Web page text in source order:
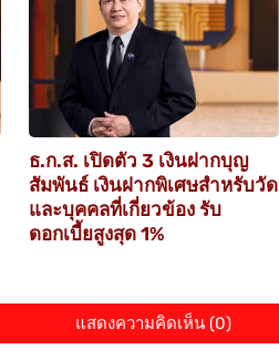
ธ.ก.ส. เปิดตัว 3 เงินฝากบุญ
สัมพันธ์ เงินฝากพิเศษสำหรับวัด
และบุคคลที่เกี่ยวข้อง รับ
ดอกเบี้ยสูงสุด 1%
แสดงความคิดเห็น (0)